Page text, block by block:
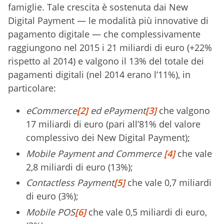
famiglie. Tale crescita è sostenuta dai New
Digital Payment — le modalità più innovative di
pagamento digitale — che complessivamente
raggiungono nel 2015 i 21 miliardi di euro (+22%
rispetto al 2014) e valgono il 13% del totale dei
pagamenti digitali (nel 2014 erano l’11%), in
particolare:
eCommerce[2]ed ePayment[3]che valgono
17 miliardi di euro (pari all’81% del valore
complessivo dei New Digital Payment);
Mobile Payment and Commerce [4]che vale
2,8 miliardi di euro (13%);
Contactless Payment[5]che vale 0,7 miliardi
di euro (3%);
Mobile POS[6]che vale 0,5 miliardi di euro,